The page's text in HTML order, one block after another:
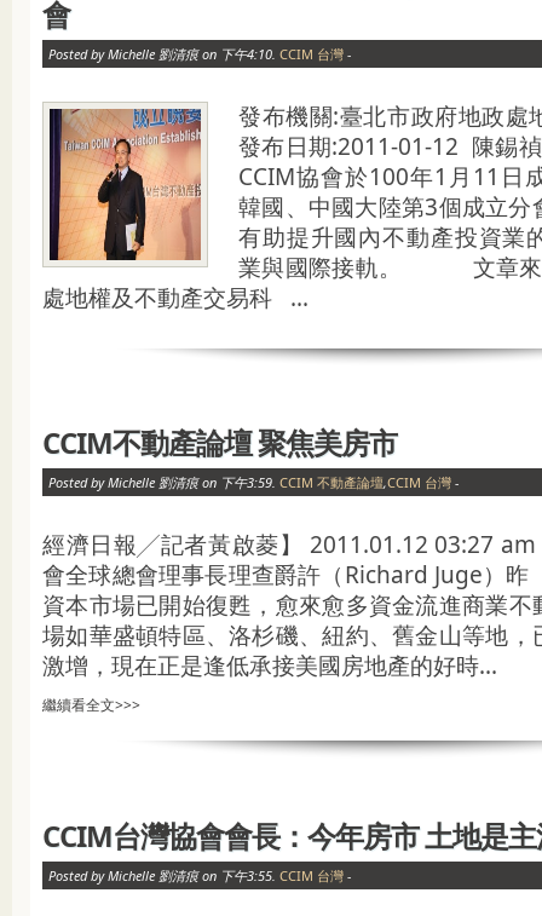
會
Posted by Michelle 劉清痕 on 下午4:10. CCIM 台灣 -
發布機關:臺北市政府地政處
發布日期:2011-01-12 陳錫
CCIM協會於100年1月11日
韓國、中國大陸第3個成立分
有助提升國內不動產投資業
業與國際接軌。 文章來
處地權及不動產交易科 ...
CCIM不動產論壇 聚焦美房市
Posted by Michelle 劉清痕 on 下午3:59. CCIM 不動產論壇,CCIM 台灣 -
經濟日報╱記者黃啟菱】 2011.01.12 03:27 am
會全球總會理事長理查爵許（Richard Juge）昨
資本市場已開始復甦，愈來愈多資金流進商業
場如華盛頓特區、洛杉磯、紐約、舊金山等地
激增，現在正是逢低承接美國房地產的好時...
繼續看全文>>>
CCIM台灣協會會長：今年房市 土地是
Posted by Michelle 劉清痕 on 下午3:55. CCIM 台灣 -